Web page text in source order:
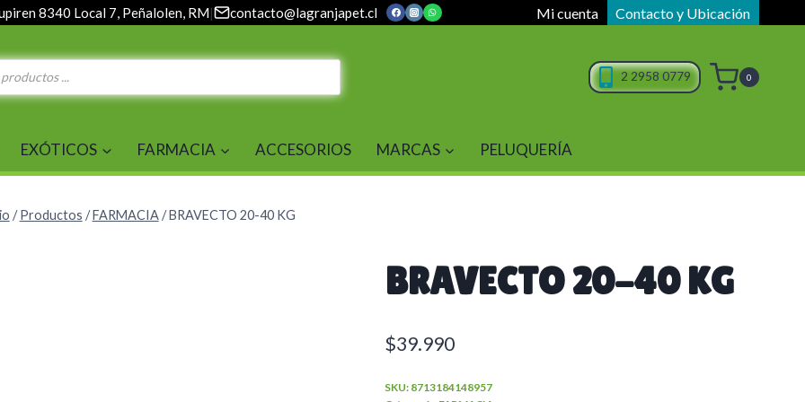
8340 Local 7, Peñalolen, RM| contacto@lagranjapet.cl Mi cuenta Contacto y Ubicación
2 2958 0779 0
EXÓTICOS FARMACIA ACCESORIOS MARCAS PELUQUERÍA
/ Productos / FARMACIA / BRAVECTO 20-40 KG
BRAVECTO 20-40 KG
$39.990
SKU: 8713184148957